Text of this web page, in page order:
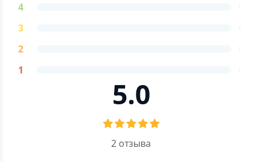
4
3
2
1
5.0
2 отзыва